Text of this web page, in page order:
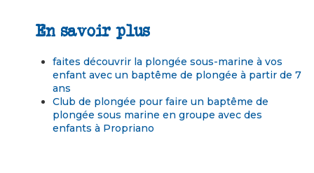
En savoir plus
faites découvrir la plongée sous-marine à vos
enfant avec un baptême de plongée à partir de 7
ans
Club de plongée pour faire un baptême de
plongée sous marine en groupe avec des
enfants à Propriano